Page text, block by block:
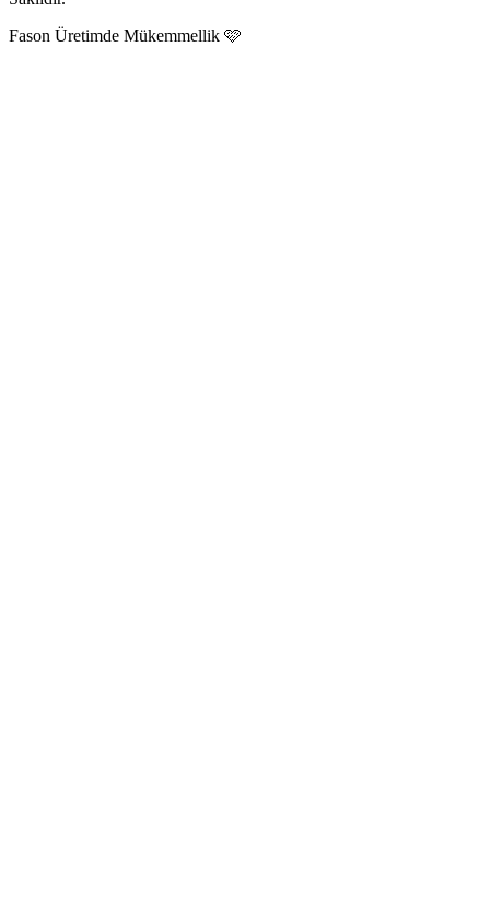
Fason Üretimde Mükemmellik 🩷